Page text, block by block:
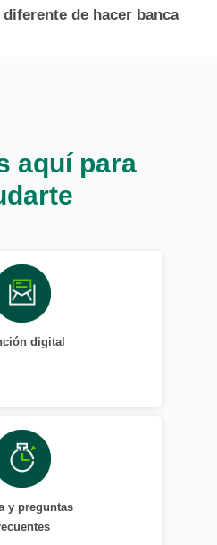
de hacer banca
aquí para
digital
y preguntas